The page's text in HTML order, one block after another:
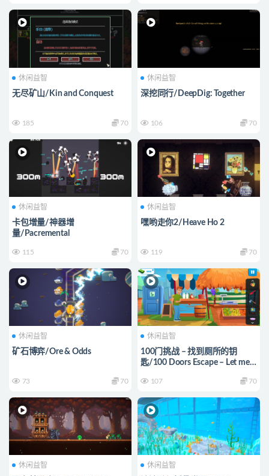
休闲益智
无尽矿山/Kin and Conquest
185 70
休闲益智
深挖同行/DeepDig: Together
106 70
休闲益智
卡包增量/神器增
量/Pacremental
115 70
休闲益智
嘿哟走你2/Heave Ho 2
119 70
休闲益智
矿石博弈/Ore & Odds
73 70
休闲益智
100门挑战 – 找到厕所的钥
匙/100 Doors Escape – Let me
107 70
休闲益智 休闲益智